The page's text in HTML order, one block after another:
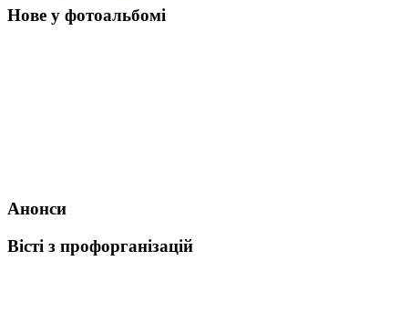
Нове у фотоальбомі
Анонси
Вісті з профорганізацій